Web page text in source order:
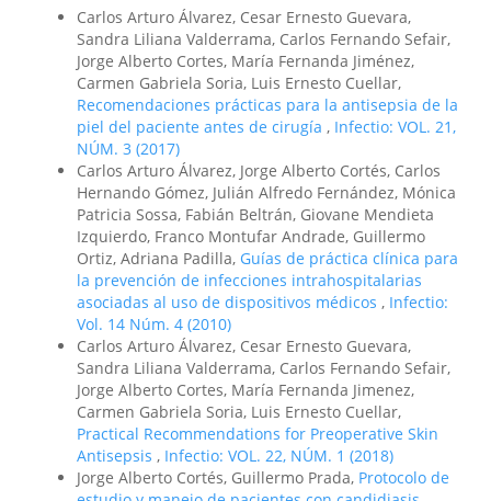
Carlos Arturo Álvarez, Cesar Ernesto Guevara,
Sandra Liliana Valderrama, Carlos Fernando Sefair,
Jorge Alberto Cortes, María Fernanda Jiménez,
Carmen Gabriela Soria, Luis Ernesto Cuellar,
Recomendaciones prácticas para la antisepsia de la
piel del paciente antes de cirugía , Infectio: VOL. 21,
NÚM. 3 (2017)
Carlos Arturo Álvarez, Jorge Alberto Cortés, Carlos
Hernando Gómez, Julián Alfredo Fernández, Mónica
Patricia Sossa, Fabián Beltrán, Giovane Mendieta
Izquierdo, Franco Montufar Andrade, Guillermo
Ortiz, Adriana Padilla, Guías de práctica clínica para
la prevención de infecciones intrahospitalarias
asociadas al uso de dispositivos médicos , Infectio:
Vol. 14 Núm. 4 (2010)
Carlos Arturo Álvarez, Cesar Ernesto Guevara,
Sandra Liliana Valderrama, Carlos Fernando Sefair,
Jorge Alberto Cortes, María Fernanda Jimenez,
Carmen Gabriela Soria, Luis Ernesto Cuellar,
Practical Recommendations for Preoperative Skin
Antisepsis , Infectio: VOL. 22, NÚM. 1 (2018)
Jorge Alberto Cortés, Guillermo Prada, Protocolo de